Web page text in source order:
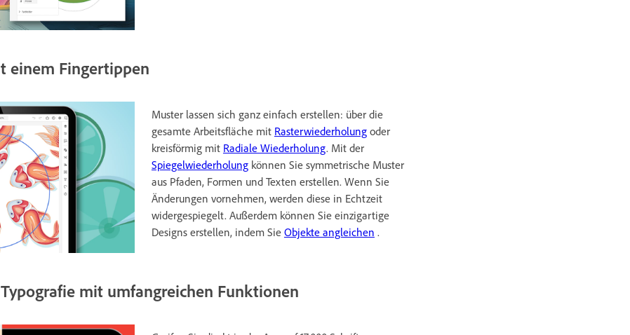
einem Fingertippen
Muster lassen sich ganz einfach erstellen: über die
gesamte Arbeitsfläche mit Rasterwiederholungoder
kreisförmig mit Radiale Wiederholung. Mit der
Spiegelwiederholungkönnen Sie symmetrische Muster
aus Pfaden, Formen und Texten erstellen. Wenn Sie
Änderungen vornehmen, werden diese in Echtzeit
widergespiegelt. Außerdem können Sie einzigartige
Designs erstellen, indem Sie Objekte angleichen .
mit umfangreichen Funktionen